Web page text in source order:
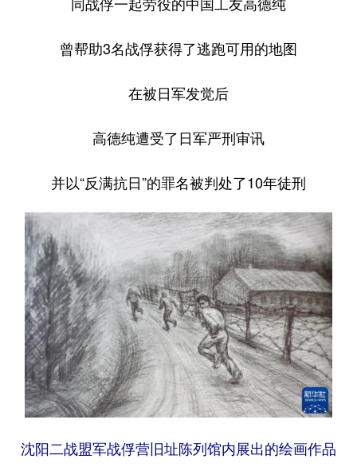
曾帮助3名战俘获得了逃跑可用的地图
在被日军发觉后
高德纯遭受了日军严刑审讯
并以“反满抗日”的罪名被判处了10年徒刑
沈阳二战盟军战俘营旧址陈列馆内展出的绘画作品